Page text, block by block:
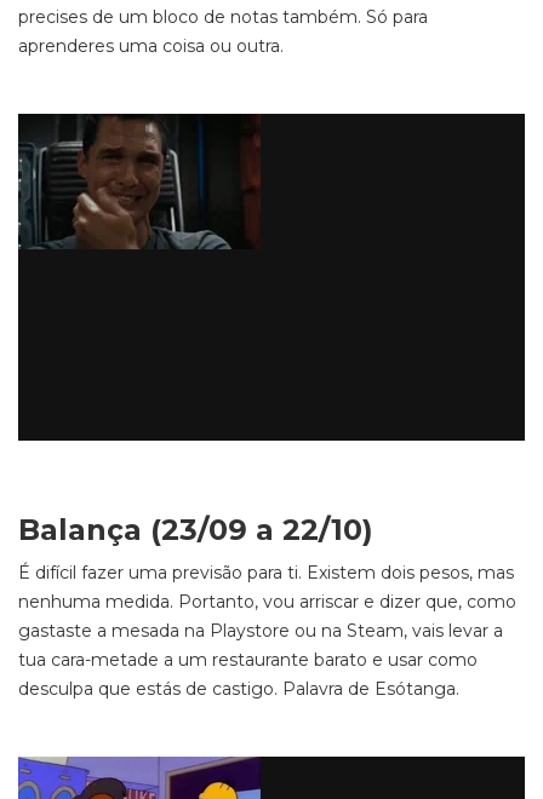
precises de um bloco de notas também. Só para
aprenderes uma coisa ou outra.
Balança (23/09 a 22/10)
É difícil fazer uma previsão para ti. Existem dois pesos, mas
nenhuma medida. Portanto, vou arriscar e dizer que, como
gastaste a mesada na Playstore ou na Steam, vais levar a
tua cara-metade a um restaurante barato e usar como
desculpa que estás de castigo. Palavra de Esótanga.